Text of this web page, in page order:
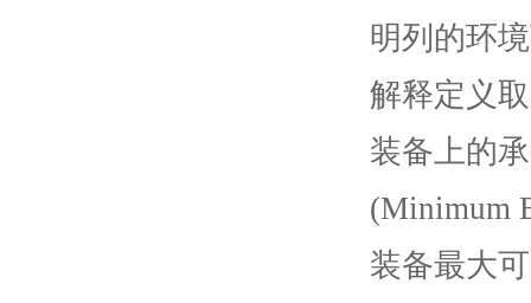
明列的环
解释定义
装备上的
(Minimum
装备最大